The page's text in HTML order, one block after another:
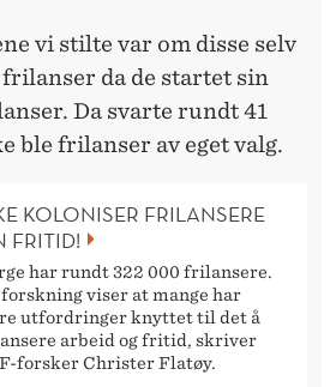
vi stilte var om disse selv
da de startet sin
Da svarte rundt 41
ble frilanser av eget valg.
KOLONISER FRI­LANSERE
FRITID!
har rundt 322 000 frilansere.
viser at mange har
utfordringer knyttet til det å
arbeid og fritid, skriver
forsker Christer Flatøy.